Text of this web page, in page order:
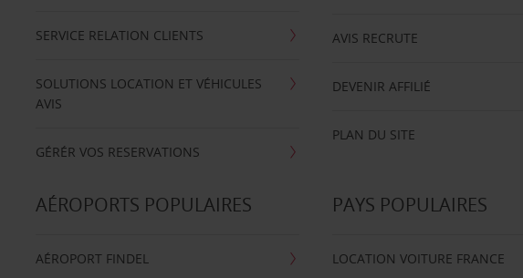
SERVICE RELATION CLIENTS
SOLUTIONS LOCATION ET VÉHICULES
AVIS
GÉRÉR VOS RESERVATIONS
AVIS RECRUTE
DEVENIR AFFILIÉ
PLAN DU SITE
AÉROPORTS POPULAIRES
AÉROPORT FINDEL
PAYS POPULAIRES
LOCATION VOITURE FRANCE